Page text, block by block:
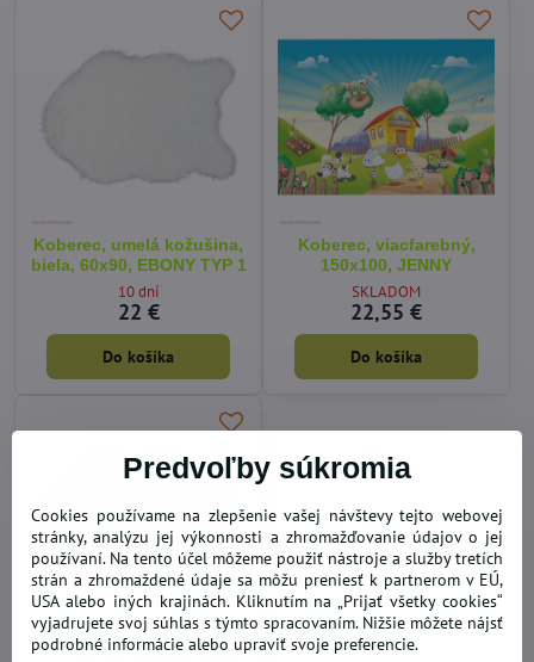
Koberec, umelá kožušina,
biela, 60x90, EBONY TYP 1
10 dní
22 €
Do košíka
Koberec, viacfarebný,
150x100, JENNY
SKLADOM
22,55 €
Do košíka
Koberec, umelá kožušina,
Predvoľby súkromia
Cookies používame na zlepšenie vašej návštevy tejto webovej
stránky, analýzu jej výkonnosti a zhromažďovanie údajov o jej
používaní. Na tento účel môžeme použiť nástroje a služby tretích
strán a zhromaždené údaje sa môžu preniesť k partnerom v EÚ,
USA alebo iných krajinách. Kliknutím na „Prijať všetky cookies“
vyjadrujete svoj súhlas s týmto spracovaním. Nižšie môžete nájsť
podrobné informácie alebo upraviť svoje preferencie.